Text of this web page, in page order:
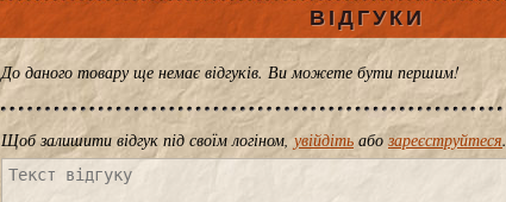
ВІДГУКИ
До даного товару ще немає відгуків. Ви можете бути першим!
Щоб залишити відгук під своїм логіном,увійдіть абозареєструйтеся.